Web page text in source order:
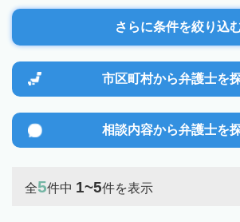
さらに条件を絞り込
市区町村から弁護士を
相談内容から弁護士を
全5件中 1~5件を表示